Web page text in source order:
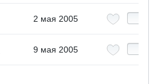
2 мая 2005
9 мая 2005